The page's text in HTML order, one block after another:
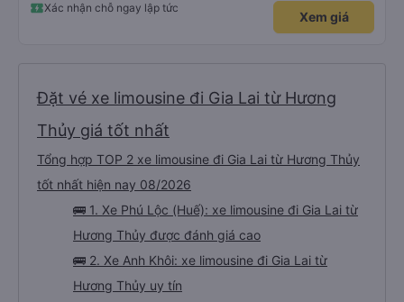
Xác nhận chỗ ngay lập tức
Xem giá
Đặt vé xe limousine đi Gia Lai từ Hương
Thủy giá tốt nhất
Tổng hợp TOP 2 xe limousine đi Gia Lai từ Hương Thủy
tốt nhất hiện nay 08/2026
🚌 1. Xe Phú Lộc (Huế): xe limousine đi Gia Lai từ
Hương Thủy được đánh giá cao
🚌 2. Xe Anh Khôi: xe limousine đi Gia Lai từ
Hương Thủy uy tín